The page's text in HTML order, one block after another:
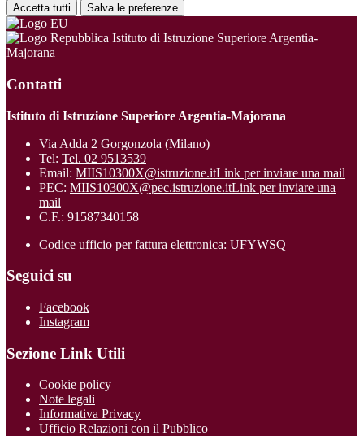
Accetta tutti Salva le preferenze
Istituto di Istruzione Superiore Argentia-
Majorana
Contatti
Istituto di Istruzione Superiore Argentia-Majorana
Via Adda 2 Gorgonzola (Milano)
Tel: Tel. 02 9513539
Email: MIIS10300X@istruzione.itLink per inviare una mail
PEC: MIIS10300X@pec.istruzione.itLink per inviare una
mail
C.F.: 91587340158
Codice ufficio per fattura elettronica: UFYWSQ
Seguici su
Facebook
Instagram
Sezione Link Utili
Cookie policy
Note legali
Informativa Privacy
Ufficio Relazioni con il Pubblico